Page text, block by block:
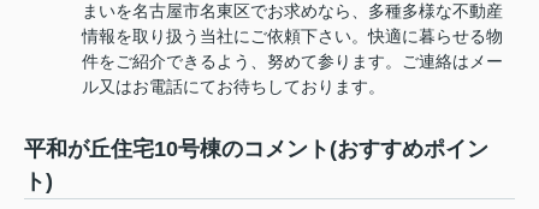
まいを名古屋市名東区でお求めなら、多種多様な不動産
情報を取り扱う当社にご依頼下さい。快適に暮らせる物
件をご紹介できるよう、努めて参ります。ご連絡はメー
ル又はお電話にてお待ちしております。
平和が丘住宅10号棟のコメント(おすすめポイン
ト)